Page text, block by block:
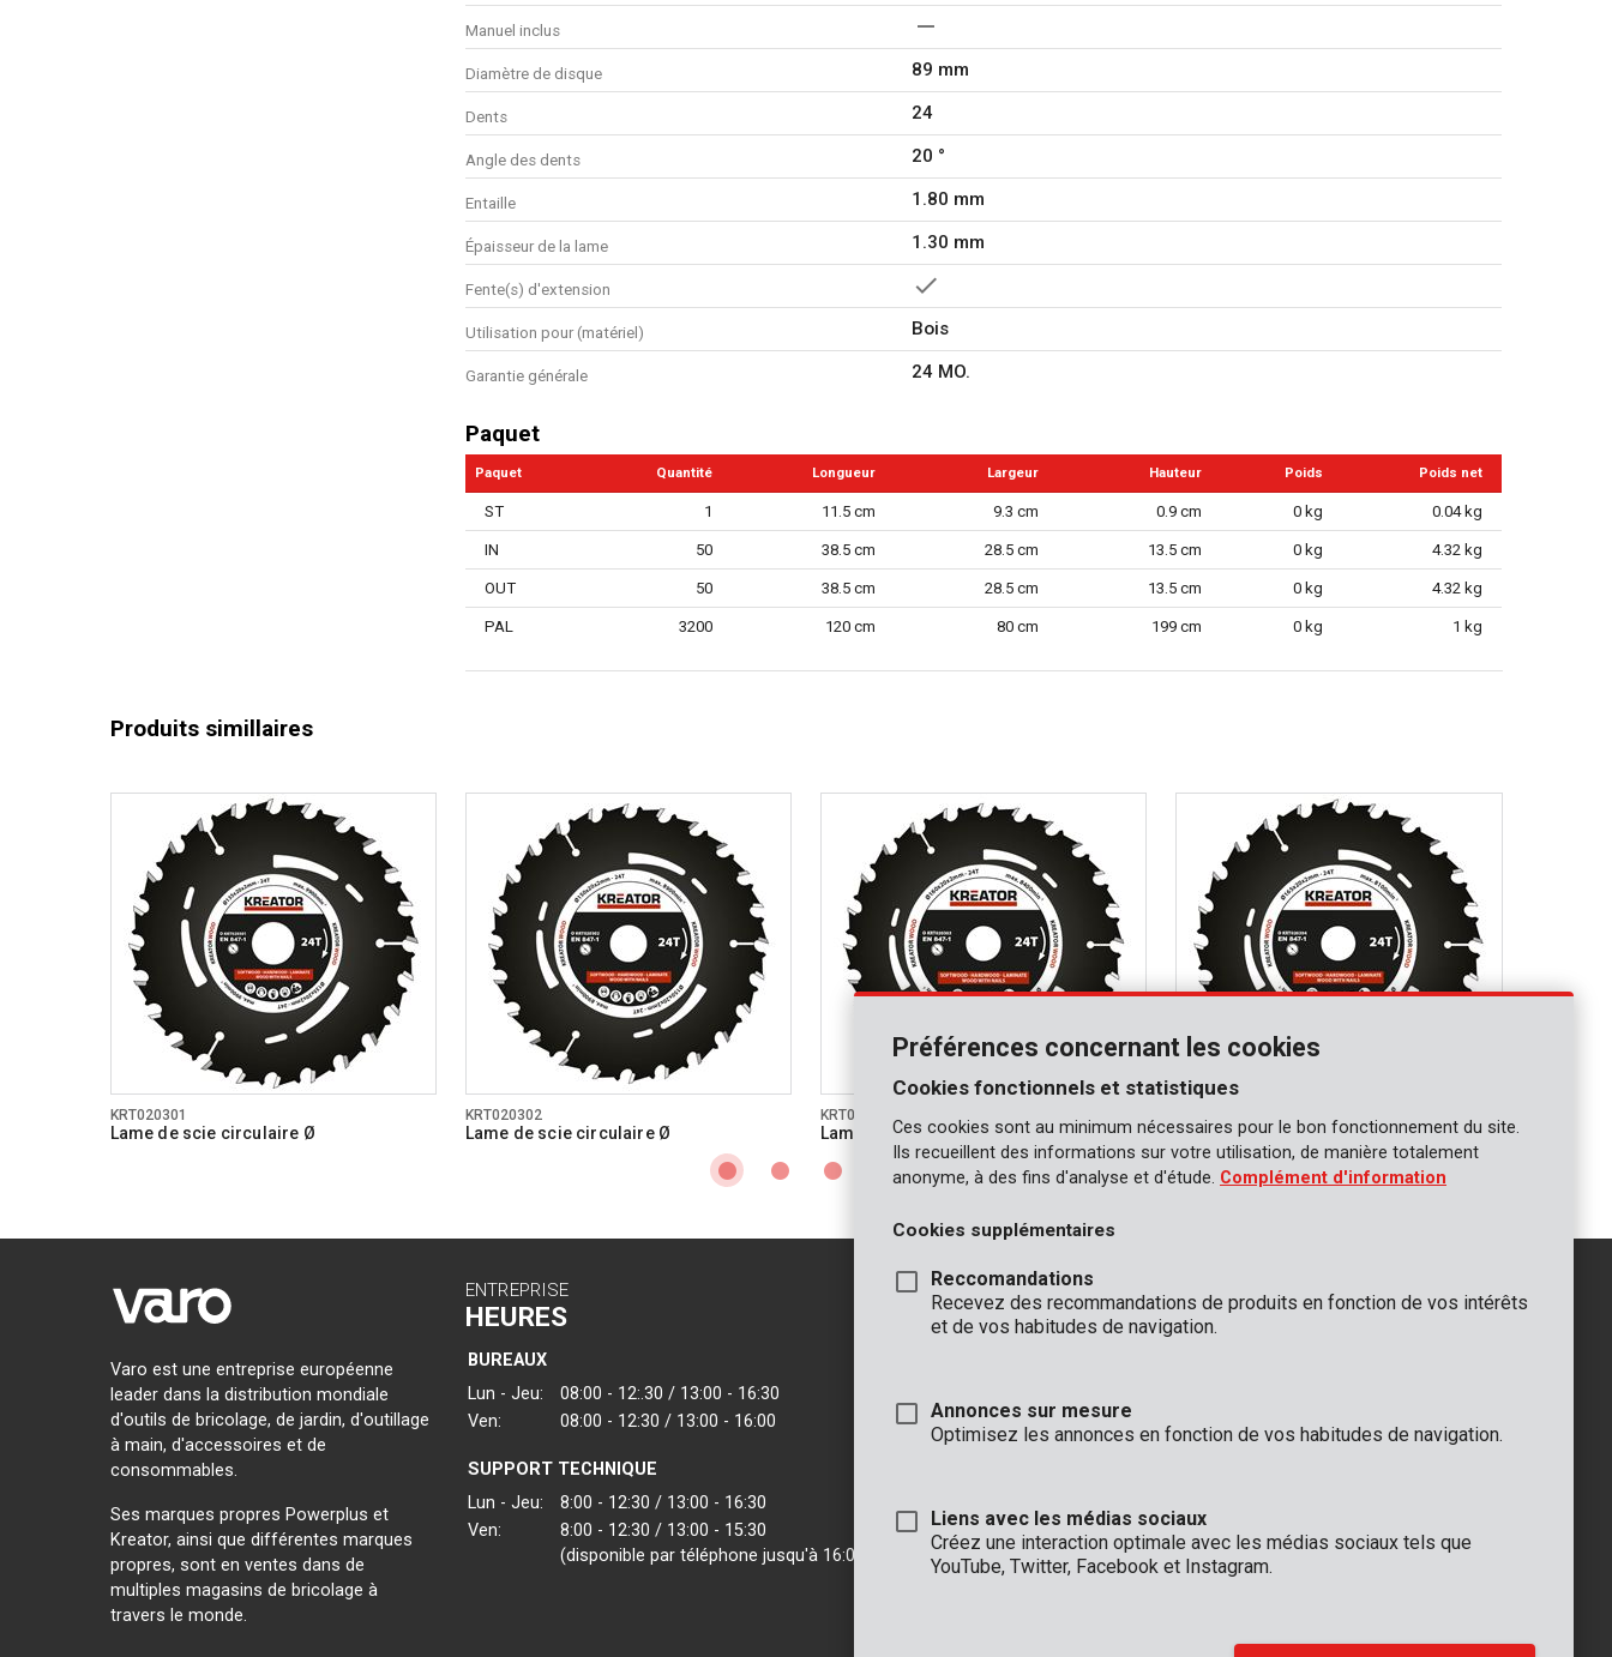
Manuel inclus
Diamètre de disque 89 mm
Dents 24
Angle des dents 20 °
Entaille 1.80 mm
Épaisseur de la lame 1.30 mm
Fente(s) d'extension
Utilisation pour (matériel) Bois
Garantie générale 24 MO.
Paquet
Paquet Quantité Longueur Largeur Hauteur Poids Poids net
ST 1 11.5 cm 9.3 cm 0.9 cm 0 kg 0.04 kg
IN 50 38.5 cm 28.5 cm 13.5 cm 0 kg 4.32 kg
OUT 50 38.5 cm 28.5 cm 13.5 cm 0 kg 4.32 kg
PAL 3200 120 cm 80 cm 199 cm 0 kg 1 kg
Produits simillaires
KRT020301
Lame de scie circulaire Ø
KRT020302
Lame de scie circulaire Ø
KRT020303
Lame de scie circulaire Ø
160x20x2,0mm 24T
Lame de scie circulaire Ø
165x20x2,0mm 24T
Varo est une entreprise européenne
leader dans la distribution mondiale
d'outils de bricolage, de jardin, d'outillage
à main, d'accessoires et de
consommables.
Ses marques propres Powerplus et
Kreator, ainsi que différentes marques
propres, sont en ventes dans de
multiples magasins de bricolage à
travers le monde.
ENTREPRISE
HEURES
BUREAUX
Lun - Jeu:
08:00 - 12:.30 / 13:00 - 16:30
Ven:
08:00 - 12:30 / 13:00 - 16:00
SUPPORT TECHNIQUE
Lun - Jeu:
8:00 - 12:30 / 13:00 - 16:30
Ven:
8:00 - 12:30 / 13:00 - 15:30
(disponible par téléphone jusqu'à 16:00)
CONTACT
INFO
VARO - Vic. Van Rompuy nv
Joseph Van Instraat 9
2500 Lier - Belgique
info@varo.com
Préférences concernant les cookies
Cookies fonctionnels et statistiques
Ces cookies sont au minimum nécessaires pour le bon fonctionnement du site.
Ils recueillent des informations sur votre utilisation, de manière totalement
anonyme, à des fins d'analyse et d'étude. Complément d'information
Cookies supplémentaires
Reccomandations
Recevez des recommandations de produits en fonction de vos intérêts
et de vos habitudes de navigation.
Annonces sur mesure
Optimisez les annonces en fonction de vos habitudes de navigation.
Liens avec les médias sociaux
Créez une interaction optimale avec les médias sociaux tels que
YouTube, Twitter, Facebook et Instagram.